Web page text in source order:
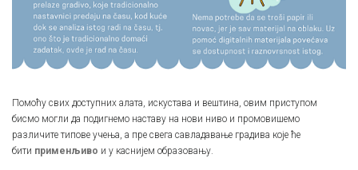
Помоћу свих доступних алата, искустава и вештина, овим приступом
бисмо могли да подигнемо наставу на нови ниво и промовишемо
различите типове учења, а пре свега савладавање градива које ће
бити применљиво и у каснијем образовању.